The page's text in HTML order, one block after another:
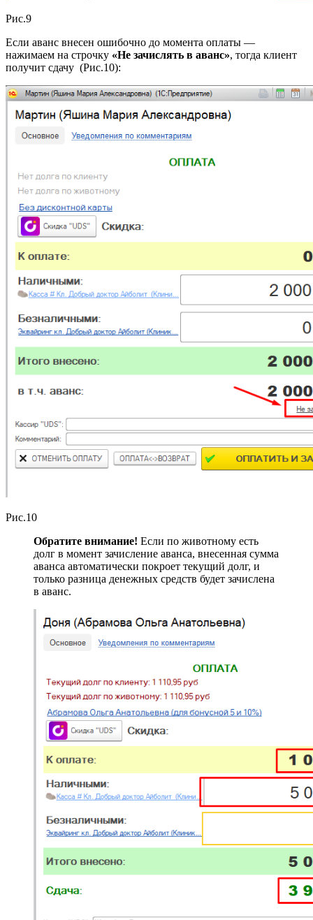
Рис.9
Если аванс внесен ошибочно до момента оплаты —
нажимаем на строчку «Не зачислять в аванс», тогда клиент
получит сдачу (Рис.10):
Рис.10
Обратите внимание! Если по животному есть
долг в момент зачисление аванса, внесенная сумма
аванса автоматически покроет текущий долг, и
только разница денежных средств будет зачислена
в аванс.